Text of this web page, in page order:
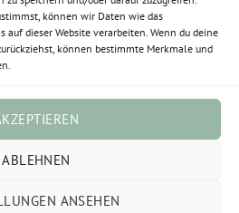
können wir Daten wie das
auf dieser Website verarbeiten. Wenn du deine
können bestimmte Merkmale und
ABLEHNEN
ANSEHEN